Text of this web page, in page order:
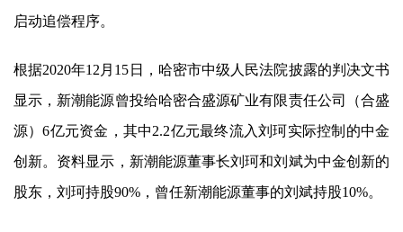
启动追偿程序。
根据2020年12月15日，哈密市中级人民法院披露的判决文书
显示， 新潮能源曾投给哈密合盛源矿业有限责任公司（合盛
源）6亿元资金，其中2.2亿元最终流入刘珂实际控制的中金
创新。资料显示， 新潮能源董事长刘珂和刘斌为中金创新的
股东，刘珂持股90%，曾任新潮能源董事的刘斌持股10%。